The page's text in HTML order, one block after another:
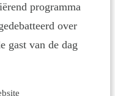
programma
over
gast van de dag